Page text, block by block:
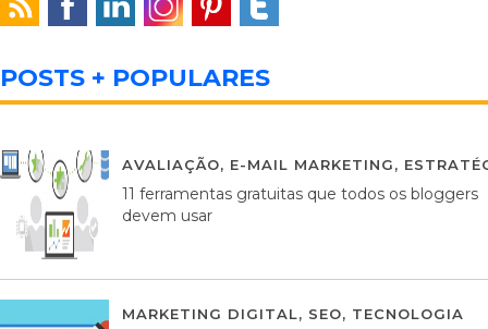
POSTS + POPULARES
AVALIAÇÃO, E-MAIL MARKETING,
11 ferramentas gratuitas que todos os bloggers
devem usar
MARKETING DIGITAL, SEO, TECNOLOGIA